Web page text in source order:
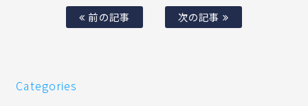
前の記事 次の記事
Categories